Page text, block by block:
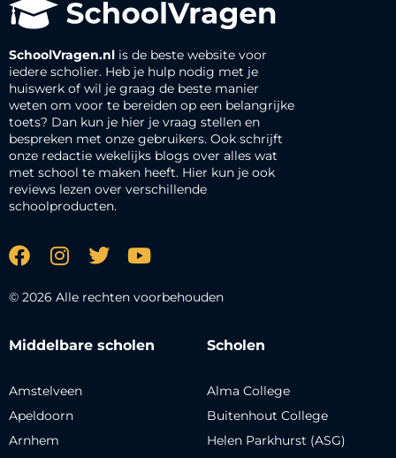
SchoolVragen.nl is de beste website voor
iedere scholier. Heb je hulp nodig met je
huiswerk of wil je graag de beste manier
weten om voor te bereiden op een belangrijke
toets? Dan kun je hier je vraag stellen en
bespreken met onze gebruikers. Ook schrijft
onze redactie wekelijks blogs over alles wat
met school te maken heeft. Hier kun je ook
reviews lezen over verschillende
schoolproducten.
© 2026 Alle rechten voorbehouden
Middelbare scholen
Amstelveen
Apeldoorn
Arnhem
Scholen
Alma College
Buitenhout College
Helen Parkhurst (ASG)